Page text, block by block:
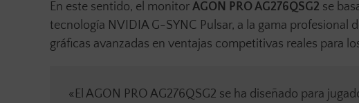
En este sentido, el monitor AGON PRO AG276QSG2 se
tecnología NVIDIA G-SYNC Pulsar, a la gama profesional
gráficas avanzadas en ventajas competitivas reales para
«El AGON PRO AG276QSG2 se ha diseñado para